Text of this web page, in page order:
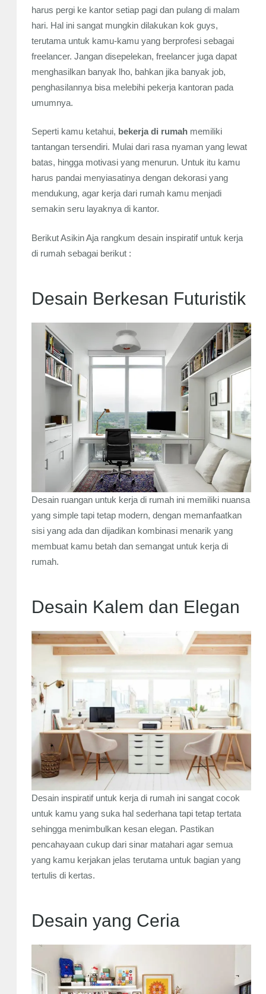
harus pergi ke kantor setiap pagi dan pulang di malam
hari. Hal ini sangat mungkin dilakukan kok guys,
terutama untuk kamu-kamu yang berprofesi sebagai
freelancer. Jangan disepelekan, freelancer juga dapat
menghasilkan banyak lho, bahkan jika banyak job,
penghasilannya bisa melebihi pekerja kantoran pada
umumnya.
Seperti kamu ketahui, bekerja di rumahmemiliki
tantangan tersendiri. Mulai dari rasa nyaman yang lewat
batas, hingga motivasi yang menurun. Untuk itu kamu
harus pandai menyiasatinya dengan dekorasi yang
mendukung, agar kerja dari rumah kamu menjadi
semakin seru layaknya di kantor.
Berikut Asikin Aja rangkum desain inspiratif untuk kerja
di rumah sebagai berikut :
Desain Berkesan Futuristik
Desain ruangan untuk kerja di rumah ini memiliki nuansa
yang simple tapi tetap modern, dengan memanfaatkan
sisi yang ada dan dijadikan kombinasi menarik yang
membuat kamu betah dan semangat untuk kerja di
rumah.
Desain Kalem dan Elegan
Desain inspiratif untuk kerja di rumah ini sangat cocok
untuk kamu yang suka hal sederhana tapi tetap tertata
sehingga menimbulkan kesan elegan. Pastikan
pencahayaan cukup dari sinar matahari agar semua
yang kamu kerjakan jelas terutama untuk bagian yang
tertulis di kertas.
Desain yang Ceria